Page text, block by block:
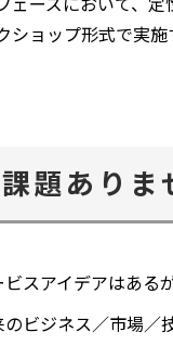
ショップ形式で実
題ありま
ビスアイデアはある
ビジネス／市場／